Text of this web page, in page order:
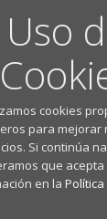
Uso
cookies
para mejorar
Si continúa
que acepta
en la